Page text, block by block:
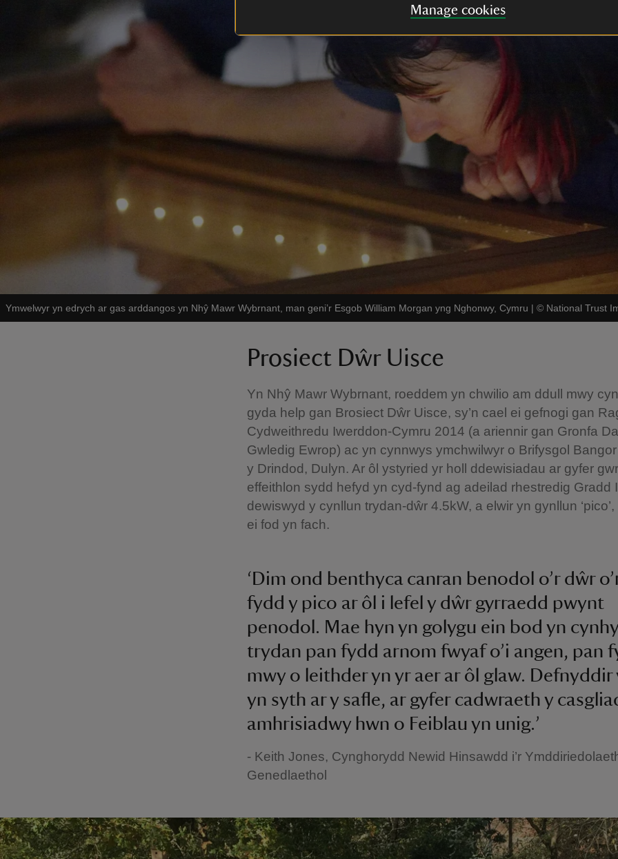
Manage cookies
Ymwelwyr yn edrych ar gas arddangos yn Nhŷ Mawr Wybrnant, man geni’r Esgob William Morgan yng Nghonwy, Cymru | © National Trust
Prosiect Dŵr Uisce
Yn Nhŷ Mawr Wybrnant, roeddem yn chwilio am ddull mwy
gyda help gan Brosiect Dŵr Uisce, sy’n cael ei gefnogi gan
Cydweithredu Iwerddon-Cymru 2014 (a ariennir gan Gronfa
Gwledig Ewrop) ac yn cynnwys ymchwilwyr o Brifysgol
y Drindod, Dulyn. Ar ôl ystyried yr holl ddewisiadau ar gyfer
effeithlon sydd hefyd yn cyd-fynd ag adeilad rhestredig Gradd
dewiswyd y cynllun trydan-dŵr 4.5kW, a elwir yn gynllun
ei fod yn fach.
‘Dim ond benthyca canran benodol o’r dŵr
fydd y pico ar ôl i lefel y dŵr gyrraedd pwynt
penodol. Mae hyn yn golygu ein bod yn
trydan pan fydd arnom fwyaf o’i angen, pan
mwy o leithder yn yr aer ar ôl glaw. Defnyddir
yn syth ar y safle, ar gyfer cadwraeth y
amhrisiadwy hwn o Feiblau yn unig.’
- Keith Jones, Cynghorydd Newid Hinsawdd i’r
Genedlaethol